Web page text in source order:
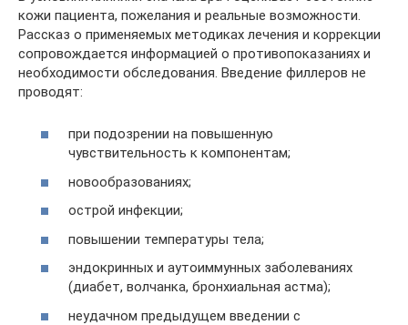
кожи пациента, пожелания и реальные возможности.
Рассказ о применяемых методиках лечения и коррекции
сопровождается информацией о противопоказаниях и
необходимости обследования. Введение филлеров не
проводят:
при подозрении на повышенную
чувствительность к компонентам;
новообразованиях;
острой инфекции;
повышении температуры тела;
эндокринных и аутоиммунных заболеваниях
(диабет, волчанка, бронхиальная астма);
неудачном предыдущем введении с